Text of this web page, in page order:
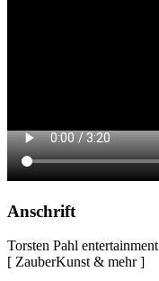
Anschrift
Torsten Pahl entertainment
[ ZauberKunst & mehr ]